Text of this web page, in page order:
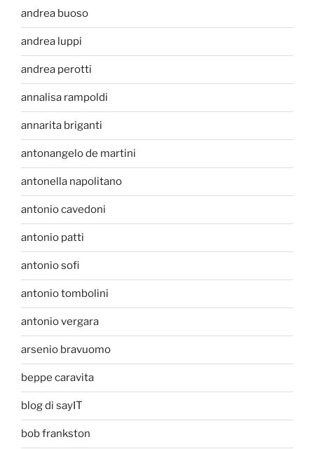
andrea buoso
andrea luppi
andrea perotti
annalisa rampoldi
annarita briganti
antonangelo de martini
antonella napolitano
antonio cavedoni
antonio patti
antonio sofi
antonio tombolini
antonio vergara
arsenio bravuomo
beppe caravita
blog di sayIT
bob frankston